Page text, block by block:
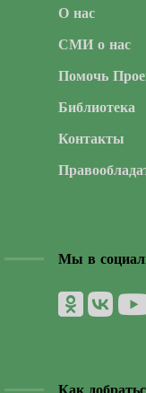
О нас
СМИ о нас
Помочь
Библиотека
Контакты
Мы в